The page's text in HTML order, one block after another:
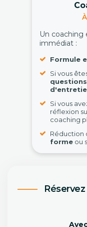
Un coaching
immédiat :
Formule
Si vous
Si vous
réflexion
coaching
Réduction
forme ou